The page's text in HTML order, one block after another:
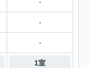
-
-
1室